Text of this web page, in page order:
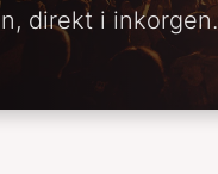
direkt i inkorgen.